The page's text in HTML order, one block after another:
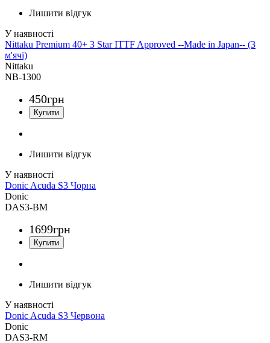
Лишити відгук
Nittaku Premium 40+ 3 Star ITTF Approved --Made in Japan-- (3
м'ячі)
Nittaku
NB-1300
450грн
Лишити відгук
Donic Acuda S3 Чорна
Donic
DAS3-BM
1699грн
Лишити відгук
Donic Acuda S3 Червона
Donic
DAS3-RM